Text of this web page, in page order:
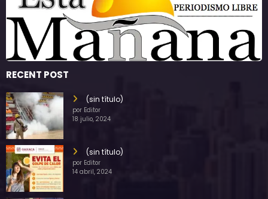
RECENT POST
(sin título)
por Editor
18 julio, 2024
(sin título)
por Editor
14 abril, 2024